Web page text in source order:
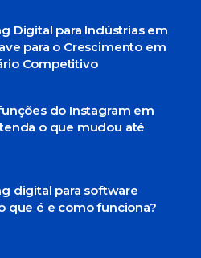
Digital para Indústrias em
para o Crescimento em
Competitivo
do Instagram em
o que mudou até
digital para software
que é e como funciona?